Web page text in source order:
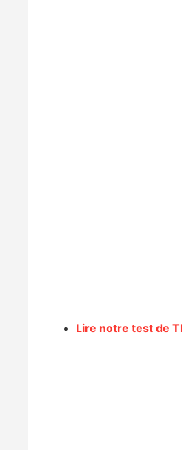
Lire notre test de